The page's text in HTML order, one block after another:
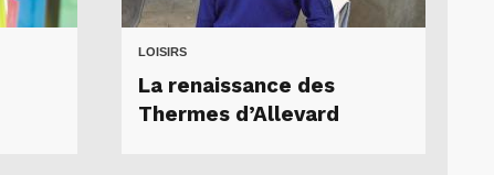
LOISIRS
La renaissance des
Thermes d’Allevard